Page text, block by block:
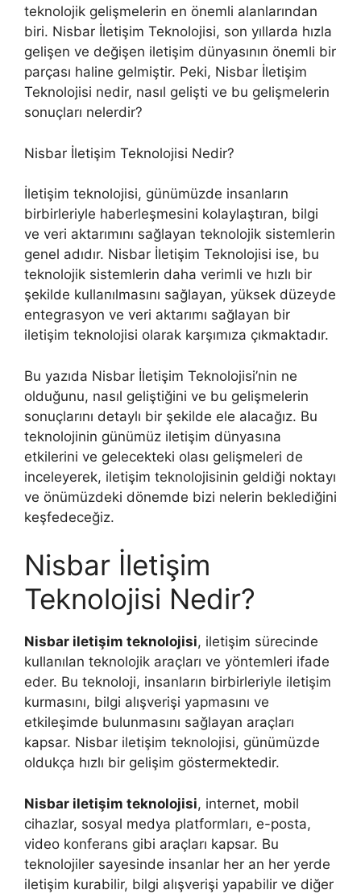
teknolojik gelişmelerin en önemli alanlarından
biri. Nisbar İletişim Teknolojisi, son yıllarda hızla
gelişen ve değişen iletişim dünyasının önemli bir
parçası haline gelmiştir. Peki, Nisbar İletişim
Teknolojisi nedir, nasıl gelişti ve bu gelişmelerin
sonuçları nelerdir?
Nisbar İletişim Teknolojisi Nedir?
İletişim teknolojisi, günümüzde insanların
birbirleriyle haberleşmesini kolaylaştıran, bilgi
ve veri aktarımını sağlayan teknolojik sistemlerin
genel adıdır. Nisbar İletişim Teknolojisi ise, bu
teknolojik sistemlerin daha verimli ve hızlı bir
şekilde kullanılmasını sağlayan, yüksek düzeyde
entegrasyon ve veri aktarımı sağlayan bir
iletişim teknolojisi olarak karşımıza çıkmaktadır.
Bu yazıda Nisbar İletişim Teknolojisi’nin ne
olduğunu, nasıl geliştiğini ve bu gelişmelerin
sonuçlarını detaylı bir şekilde ele alacağız. Bu
teknolojinin günümüz iletişim dünyasına
etkilerini ve gelecekteki olası gelişmeleri de
inceleyerek, iletişim teknolojisinin geldiği noktayı
ve önümüzdeki dönemde bizi nelerin beklediğini
keşfedeceğiz.
Nisbar İletişim
Teknolojisi Nedir?
Nisbar iletişim teknolojisi, iletişim sürecinde
kullanılan teknolojik araçları ve yöntemleri ifade
eder. Bu teknoloji, insanların birbirleriyle iletişim
kurmasını, bilgi alışverişi yapmasını ve
etkileşimde bulunmasını sağlayan araçları
kapsar. Nisbar iletişim teknolojisi, günümüzde
oldukça hızlı bir gelişim göstermektedir.
Nisbar iletişim teknolojisi, internet, mobil
cihazlar, sosyal medya platformları, e-posta,
video konferans gibi araçları kapsar. Bu
teknolojiler sayesinde insanlar her an her yerde
iletişim kurabilir, bilgi alışverişi yapabilir ve diğer